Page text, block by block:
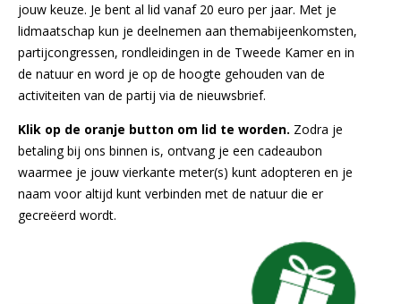
jouw keuze. Je bent al lid vanaf 20 euro per jaar. Met je
lidmaatschap kun je deelnemen aan themabijeenkomsten,
partijcongressen, rondleidingen in de Tweede Kamer en in
de natuur en word je op de hoogte gehouden van de
activiteiten van de partij via de nieuwsbrief.
Klik op de oranje button om lid te worden. Zodra je
betaling bij ons binnen is, ontvang je een cadeaubon
waarmee je jouw vierkante meter(s) kunt adopteren en je
naam voor altijd kunt verbinden met de natuur die er
gecreëerd wordt.